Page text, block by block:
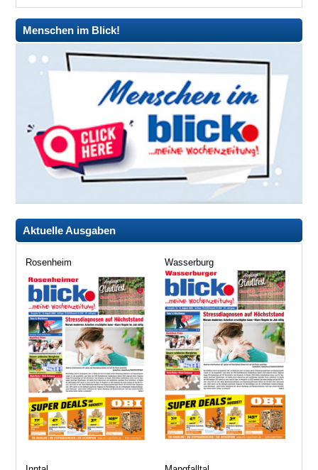
Menschen im Blick!
Aktuelle Ausgaben
Rosenheim Wasserburg